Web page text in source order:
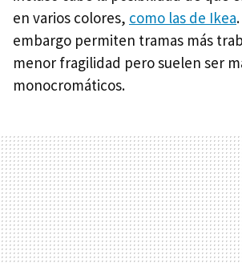
en varios colores, como las de Ikea
embargo permiten tramas más
menor fragilidad pero suelen ser
monocromáticos.